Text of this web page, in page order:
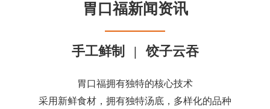
胃口福新闻资讯
手工鲜制 | 饺子云吞
胃口福拥有独特的核心技术
采用新鲜食材，拥有独特汤底，多样化的品种